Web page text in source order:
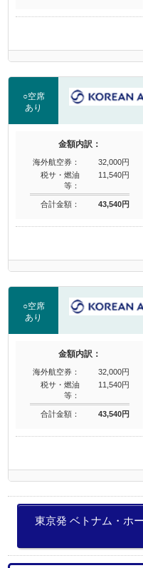
○空席
あり
金額内訳：
海外航空券：
32,000円
税サ・燃油
等：
11,540円
合計金額： 43,540円
○空席
あり
金額内訳：
海外航空券：
32,000円
税サ・燃油
等：
11,540円
合計金額： 43,540円
東京発 ベトナム・ホ